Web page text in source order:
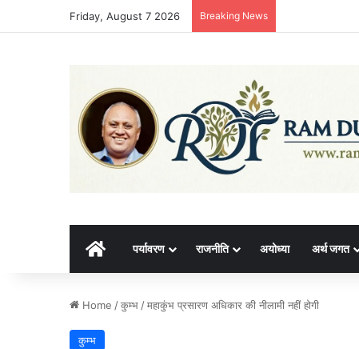
Friday, August 7 2026 Breaking News
होम पर्यावरण राजनीति अयोध्या अर्थ जगत
Home /कुम्भ /महाकुंभ प्रसारण अधिकार की नीलामी नहीं होगी
कुम्भ